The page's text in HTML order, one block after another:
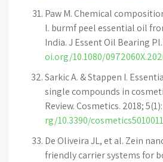
Paw M. Chemical
l. burmf peel essential oil
India. J Essent Oil Bearing
oi.org/10.1080/
Sarkic A. & Stappen I.
single compounds in
Review. Cosmetics. 2018;
rg/10.3390/cosmetics5010011
De Oliveira JL, et al. Zein
friendly carrier systems for